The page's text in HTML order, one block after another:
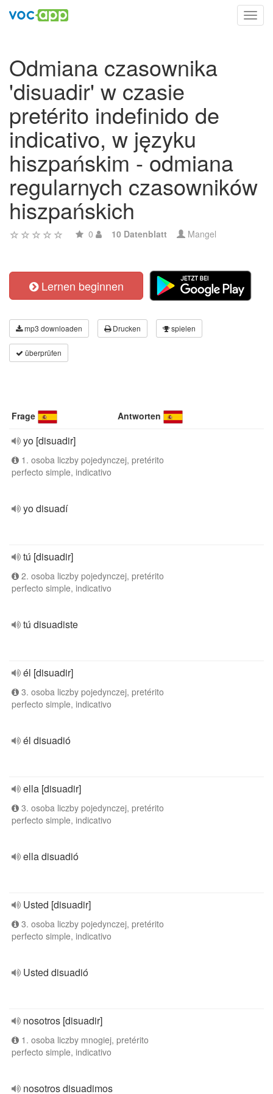
Odmiana czasownika
'disuadir' w czasie
pretérito indefinido de
indicativo, w języku
hiszpańskim - odmiana
regularnych czasowników
hiszpańskich
0 10 Datenblatt Mangel
Lernen beginnen
mp3 downloaden Drucken spielen
überprüfen
Frage Antworten
yo [disuadir]
1. osoba liczby pojedynczej, pretérito
perfecto simple, indicativo
yo disuadí
tú [disuadir]
2. osoba liczby pojedynczej, pretérito
perfecto simple, indicativo
tú disuadiste
él [disuadir]
3. osoba liczby pojedynczej, pretérito
perfecto simple, indicativo
él disuadió
ella [disuadir]
3. osoba liczby pojedynczej, pretérito
perfecto simple, indicativo
ella disuadió
Usted [disuadir]
3. osoba liczby pojedynczej, pretérito
perfecto simple, indicativo
Usted disuadió
nosotros [disuadir]
1. osoba liczby mnogiej, pretérito
perfecto simple, indicativo
nosotros disuadimos